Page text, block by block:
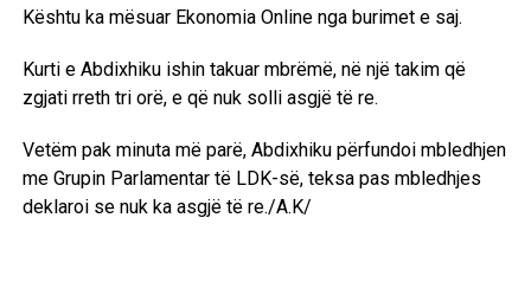
Kështu ka mësuar Ekonomia Online nga burimet e saj.
Kurti e Abdixhiku ishin takuar mbrëmë, në një takim që
zgjati rreth tri orë, e që nuk solli asgjë të re.
Vetëm pak minuta më parë, Abdixhiku përfundoi mbledhjen
me Grupin Parlamentar të LDK-së, teksa pas mbledhjes
deklaroi se nuk ka asgjë të re./A.K/